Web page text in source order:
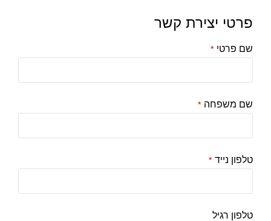
פרטי יצירת קשר
שם פרטי *
שם משפחה *
טלפון נייד *
טלפון רגיל